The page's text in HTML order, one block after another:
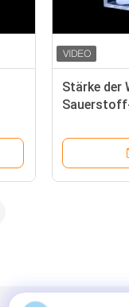
Stärke der